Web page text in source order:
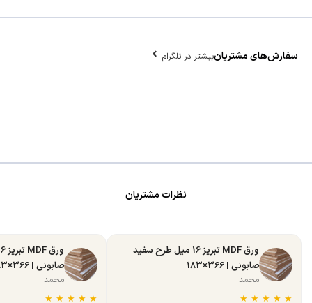
سفارش‌های مشتریانبیشتر در تلگرام
نظرات مشتریان
ورق MDF تبریز 16 میل طرح سفید
صابونی | 366×183
محمد
★
★
★
★
★
صابونی | 366×183
محمد
★
★
★
★
★